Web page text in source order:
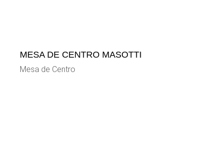
MESA DE CENTRO MASOTTI
Mesa de Centro